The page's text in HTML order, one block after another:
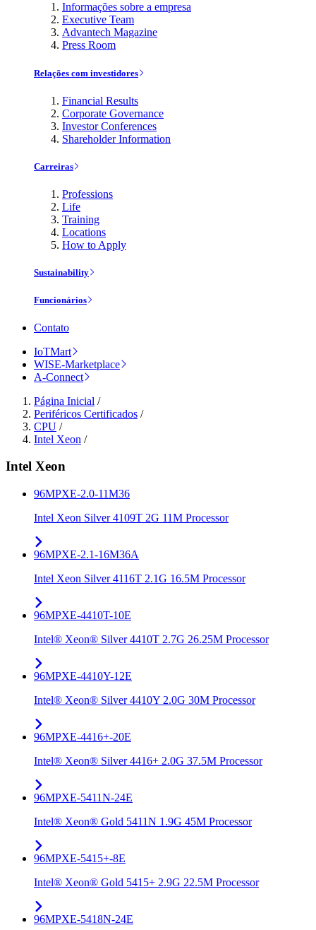
Informações sobre a empresa
Executive Team
Advantech Magazine
Press Room
Relações com investidores
Financial Results
Corporate Governance
Investor Conferences
Shareholder Information
Carreiras
Professions
Life
Training
Locations
How to Apply
Sustainability
Funcionários
Contato
IoTMart
WISE-Marketplace
A-Connect
Página Inicial /
Periféricos Certificados /
CPU /
Intel Xeon /
Intel Xeon
96MPXE-2.0-11M36
Intel Xeon Silver 4109T 2G 11M Processor
96MPXE-2.1-16M36A
Intel Xeon Silver 4116T 2.1G 16.5M Processor
96MPXE-4410T-10E
Intel® Xeon® Silver 4410T 2.7G 26.25M Processor
96MPXE-4410Y-12E
Intel® Xeon® Silver 4410Y 2.0G 30M Processor
96MPXE-4416+-20E
Intel® Xeon® Silver 4416+ 2.0G 37.5M Processor
96MPXE-5411N-24E
Intel® Xeon® Gold 5411N 1.9G 45M Processor
96MPXE-5415+-8E
Intel® Xeon® Gold 5415+ 2.9G 22.5M Processor
96MPXE-5418N-24E